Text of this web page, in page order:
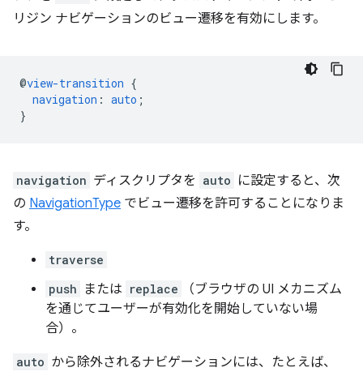
リジン ナビゲーションのビュー遷移を有効にします。
@view-transition {
navigation : auto ;
}
navigation ディスクリプタを auto に設定すると、次
の NavigationType でビュー遷移を許可することになりま
す。
traverse
push
または replace
（ブラウザの UI メカニズム
を通じてユーザーが有効化を開始していない場
合）。
auto から除外されるナビゲーションには、たとえば、